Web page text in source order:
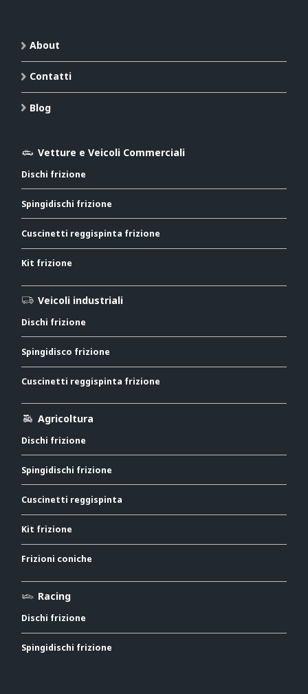
About
Contatti
Blog
Vetture e Veicoli Commerciali
Dischi frizione
Spingidischi frizione
Cuscinetti reggispinta frizione
Kit frizione
Veicoli industriali
Dischi frizione
Spingidisco frizione
Cuscinetti reggispinta frizione
Agricoltura
Dischi frizione
Spingidischi frizione
Cuscinetti reggispinta
Kit frizione
Frizioni coniche
Racing
Dischi frizione
Spingidischi frizione